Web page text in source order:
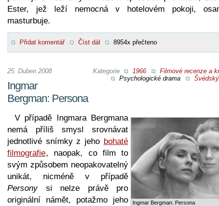
Ester, jež leží nemocná v hotelovém pokoji,
masturbuje.
Přidat komentář Číst dál 8954x přečteno
Kategorie 1966
Filmové recenze a
Psychologické drama
25. Duben 2008
Ingmar
Bergman: Persona
Ingmar Bergman: Persona
V případě Ingmara Bergmana
nemá příliš smysl srovnávat
jednotlivé snímky z jeho bohaté
filmografie, naopak, co film to
svým způsobem neopakovatelný
unikát, nicméně v případě
Personysi nelze právě pro
originální námět, potažmo jeho